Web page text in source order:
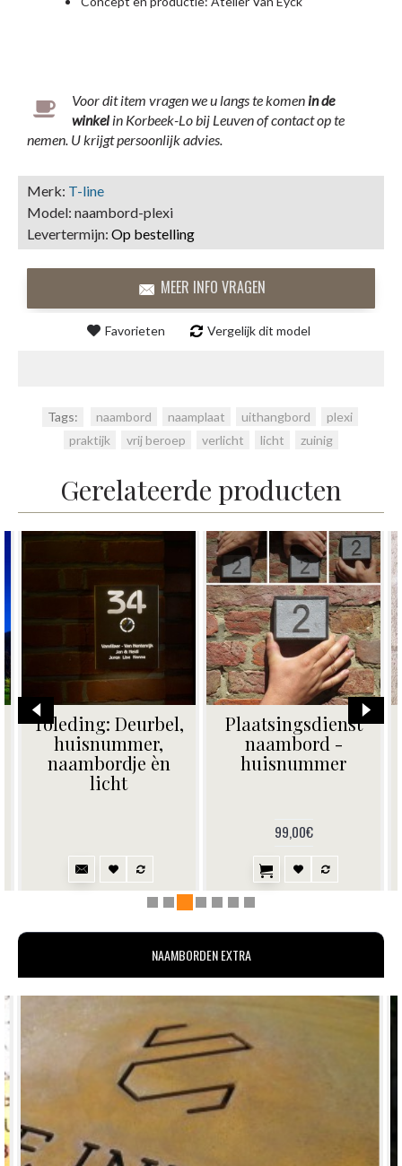
Voor dit item vragen we u langs te komen inde
winkelin Korbeek-Lo bij Leuven of contact op te
nemen. U krijgt persoonlijk advies.
Merk: T-line
Model: naambord-plexi
Levertermijn: Op bestelling
MEER INFO VRAGEN
Favorieten Vergelijk dit model
Tags: naambord naamplaat uithangbord plexi
praktijk
vrij beroep verlicht licht zuinig
Gerelateerde producten
Plaatsingsdienst
naambord -
huisnummer
Naamborden in
inox / RVS
NAAMBORDEN EXTRA